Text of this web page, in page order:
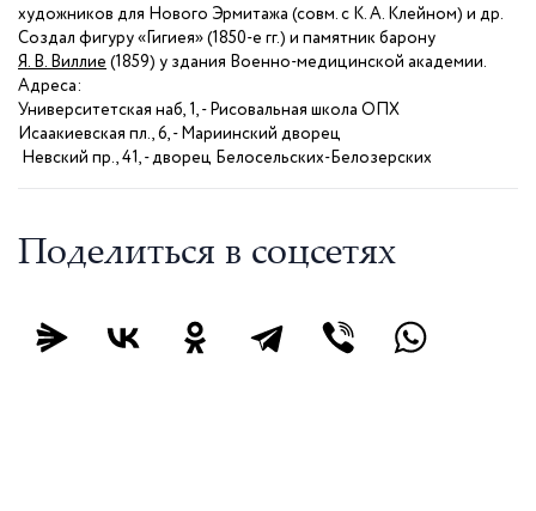
художников для Нового Эрмитажа (совм. с К. А. Клейном) и др.
Создал фигуру «Гигиея» (1850-е гг.) и памятник барону
Я. В. Виллие (1859) у здания Военно-медицинской академии.
Адреса:
Университетская наб, 1, - Рисовальная школа ОПХ
Исаакиевская пл., 6, - Мариинский дворец
Невский пр., 41, - дворец Белосельских-Белозерских
Поделиться в соцсетях